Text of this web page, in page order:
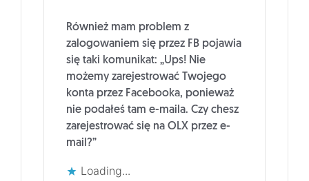
Również mam problem z
zalogowaniem się przez FB pojawia
się taki komunikat: „Ups! Nie
możemy zarejestrować Twojego
konta przez Facebooka, ponieważ
nie podałeś tam e-maila. Czy chesz
zarejestrować się na OLX przez e-
mail?”
Loading...